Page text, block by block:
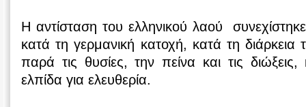
Η αντίσταση του ελληνικού λαού
κατά τη γερμανική κατοχή, κατά τη διάρκεια
παρά τις θυσίες, την πείνα και τις
ελπίδα για ελευθερία.